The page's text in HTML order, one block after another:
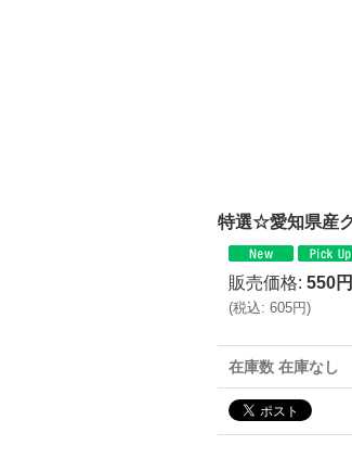
特選☆愛知県産
販売価格: 550円
(税込: 605円)
在庫数 在庫なし